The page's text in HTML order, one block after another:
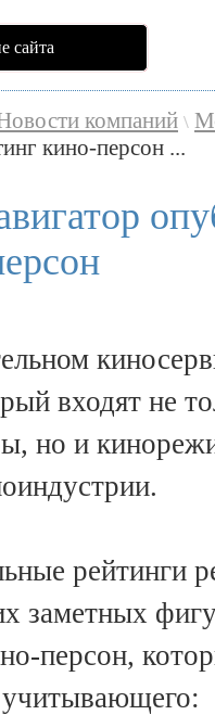
сайта
компаний \
кино-персон ...
входят не
но и
рейтинги
заметных
персон,
учитывающего: